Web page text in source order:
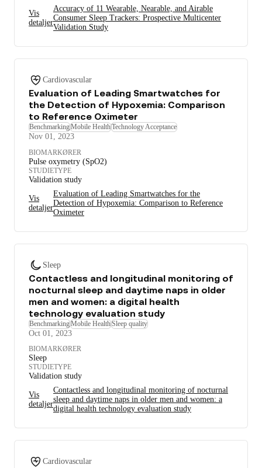
Vis
detaljer
Accuracy of 11 Wearable, Nearable, and Airable
Consumer Sleep Trackers: Prospective Multicenter
Validation Study
Cardiovascular
Evaluation of Leading Smartwatches for
the Detection of Hypoxemia: Comparison
to Reference Oximeter
BenchmarkingMobile HealthTechnology Acceptance
Nov 01, 2023
BIOMARKØRER
Pulse oxymetry (SpO2)
STUDIETYPE
Validation study
Vis
detaljer
Evaluation of Leading Smartwatches for the
Detection of Hypoxemia: Comparison to Reference
Oximeter
Sleep
Contactless and longitudinal monitoring of
nocturnal sleep and daytime naps in older
men and women: a digital health
technology evaluation study
BenchmarkingMobile HealthSleep quality
Oct 01, 2023
BIOMARKØRER
Sleep
STUDIETYPE
Validation study
Vis
detaljer
Contactless and longitudinal monitoring of nocturnal
sleep and daytime naps in older men and women: a
digital health technology evaluation study
Cardiovascular